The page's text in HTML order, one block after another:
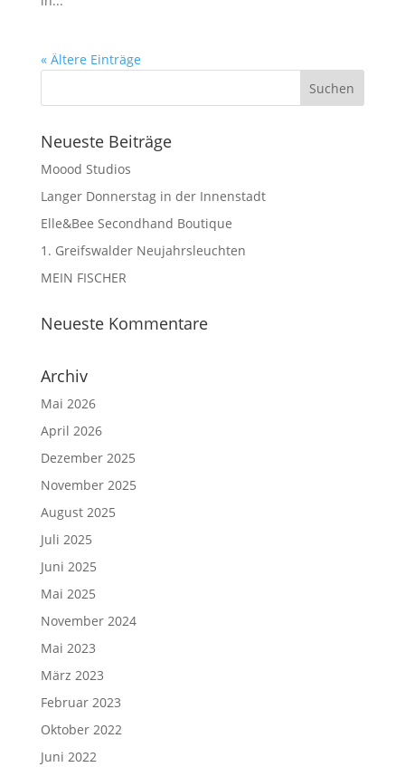
« Ältere Einträge
Neu­es­te Beiträge
Moood Stu­di­os
Lan­ger Don­ners­tag in der Innenstadt
Elle&Bee Second­hand Boutique
1. Greifs­wal­der Neujahrsleuchten
MEIN FISCHER
Neu­es­te Kommentare
Archiv
Mai 2026
April 2026
Dezember 2025
November 2025
August 2025
Juli 2025
Juni 2025
Mai 2025
November 2024
Mai 2023
März 2023
Februar 2023
Oktober 2022
Juni 2022